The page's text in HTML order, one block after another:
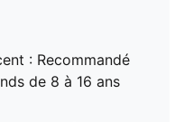
: Recommandé
de 8 à 16 ans